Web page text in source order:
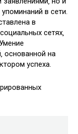
в сети.
в
сетях‚
основанной на
успеха.